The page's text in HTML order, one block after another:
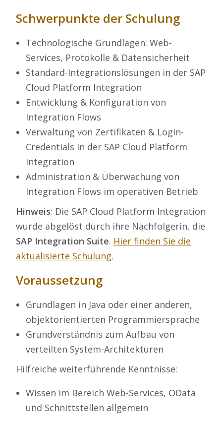
Schwerpunkte der Schulung
Technologische Grundlagen: Web-
Services, Protokolle & Datensicherheit
Standard-Integrationslösungen in der SAP
Cloud Platform Integration
Entwicklung & Konfiguration von
Integration Flows
Verwaltung von Zertifikaten & Login-
Credentials in der SAP Cloud Platform
Integration
Administration & Überwachung von
Integration Flows im operativen Betrieb
Hinweis: Die SAP Cloud Platform Integration
wurde abgelöst durch ihre Nachfolgerin, die
SAP Integration Suite. Hier finden Sie die
aktualisierte Schulung.
Voraussetzung
Grundlagen in Java oder einer anderen,
objektorientierten Programmiersprache
Grundverständnis zum Aufbau von
verteilten System-Architekturen
Hilfreiche weiterführende Kenntnisse:
Wissen im Bereich Web-Services, OData
und Schnittstellen allgemein